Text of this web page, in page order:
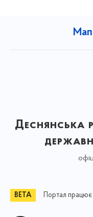
Деснянська
Портал працює